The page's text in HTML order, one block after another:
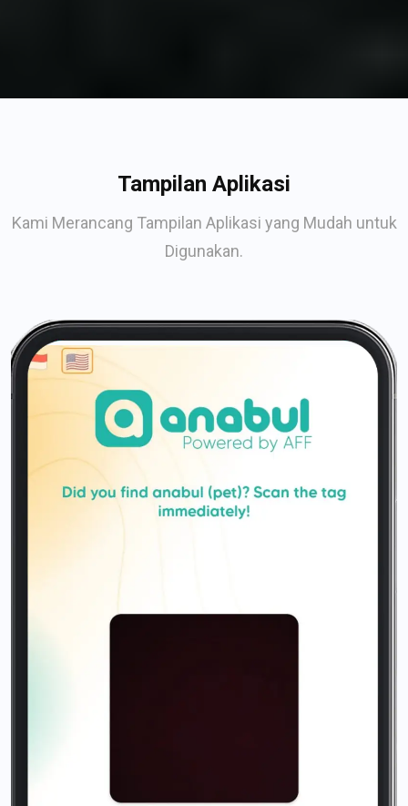
Tampilan Aplikasi
Kami Merancang Tampilan Aplikasi yang Mudah untuk
Digunakan.